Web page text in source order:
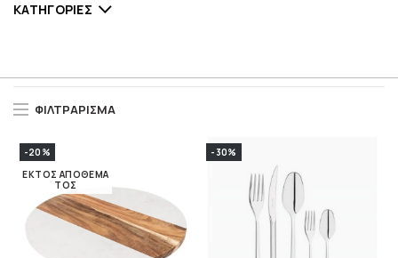
ΚΑΤΗΓΟΡΊΕΣ
ΦΙΛΤΡΆΡΙΣΜΑ
-20%
ΕΚΤΌΣ ΑΠΟΘΈΜΑ
ΤΟΣ
-30%